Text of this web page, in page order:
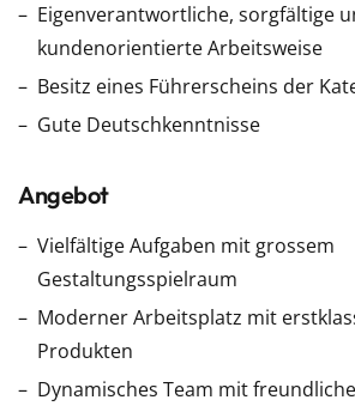
Eigenverantwortliche, sorgfältige
kundenorientierte Arbeitsweise
Besitz eines Führerscheins der
Gute Deutschkenntnisse
Angebot
Vielfältige Aufgaben mit grossem
Gestaltungsspielraum
Moderner Arbeitsplatz mit
Produkten
Dynamisches Team mit